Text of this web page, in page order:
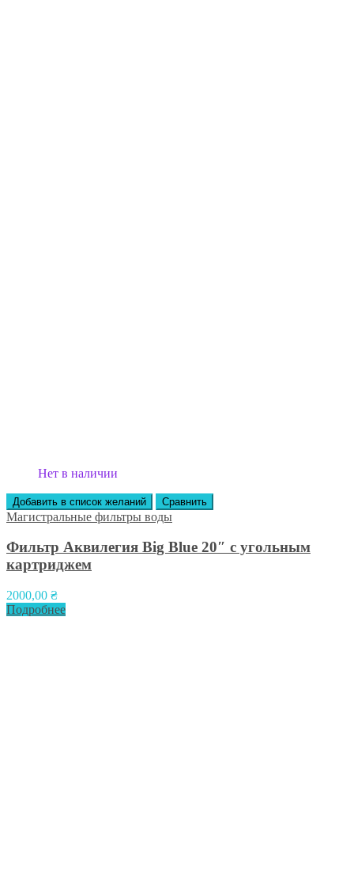
Нет в наличии
Добавить в список желаний Сравнить
Магистральные фильтры воды
Фильтр Аквилегия Big Blue 20″ с угольным
картриджем
2000,00 ₴
Подробнее